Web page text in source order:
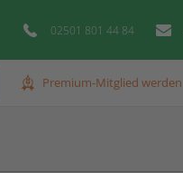
02501 801 44 84
Premium-Mitglied werden